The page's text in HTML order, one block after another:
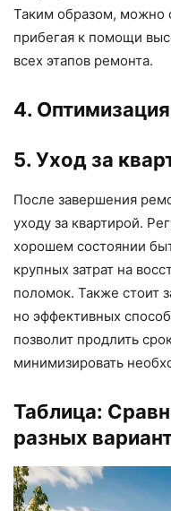
Таким образом, можно
прибегая к помощи
всех этапов ремонта.
4.
5. Уход за
После завершения
уходу за квартирой.
хорошем состоянии
крупных затрат на
поломок. Также стоит
но эффективных
позволит продлить
минимизировать
Таблица:
разных